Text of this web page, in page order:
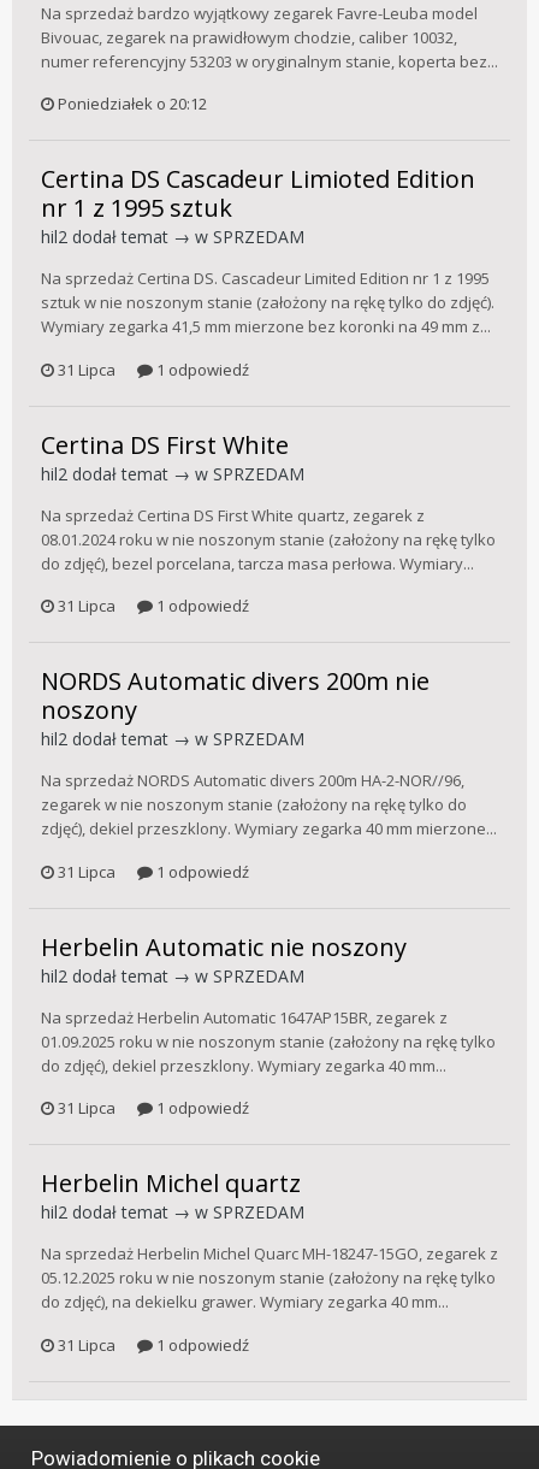
Na sprzedaż bardzo wyjątkowy zegarek Favre-Leuba model
Bivouac, zegarek na prawidłowym chodzie, caliber 10032,
numer referencyjny 53203 w oryginalnym stanie, koperta bez...
Poniedziałek o 20:12
Certina DS Cascadeur Limioted Edition
nr 1 z 1995 sztuk
hil2 dodał temat → w SPRZEDAM
Na sprzedaż Certina DS. Cascadeur Limited Edition nr 1 z 1995
sztuk w nie noszonym stanie (założony na rękę tylko do zdjęć).
Wymiary zegarka 41,5 mm mierzone bez koronki na 49 mm z...
31 Lipca
1 odpowiedź
Certina DS First White
hil2 dodał temat → w SPRZEDAM
Na sprzedaż Certina DS First White quartz, zegarek z
08.01.2024 roku w nie noszonym stanie (założony na rękę tylko
do zdjęć), bezel porcelana, tarcza masa perłowa. Wymiary...
31 Lipca
1 odpowiedź
NORDS Automatic divers 200m nie
noszony
hil2 dodał temat → w SPRZEDAM
Na sprzedaż NORDS Automatic divers 200m HA-2-NOR//96,
zegarek w nie noszonym stanie (założony na rękę tylko do
zdjęć), dekiel przeszklony. Wymiary zegarka 40 mm mierzone...
31 Lipca
1 odpowiedź
Herbelin Automatic nie noszony
hil2 dodał temat → w SPRZEDAM
Na sprzedaż Herbelin Automatic 1647AP15BR, zegarek z
01.09.2025 roku w nie noszonym stanie (założony na rękę tylko
do zdjęć), dekiel przeszklony. Wymiary zegarka 40 mm...
31 Lipca
1 odpowiedź
Herbelin Michel quartz
hil2 dodał temat → w SPRZEDAM
Na sprzedaż Herbelin Michel Quarc MH-18247-15GO, zegarek z
05.12.2025 roku w nie noszonym stanie (założony na rękę tylko
do zdjęć), na dekielku grawer. Wymiary zegarka 40 mm...
31 Lipca
1 odpowiedź
Powiadomienie o plikach cookie